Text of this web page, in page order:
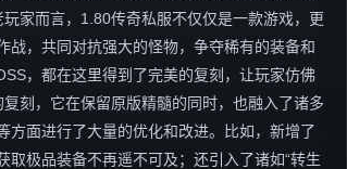
家而言，1.80传奇私服不仅仅是一款游戏，更
战，共同对抗强大的怪物，争夺稀有的装备和
，都在这里得到了完美的复刻，让玩家仿佛
刻，它在保留原版精髓的同时，也融入了诸多
方面进行了大量的优化和改进。比如，新增了
极品装备不再遥不可及；还引入了诸如“转生